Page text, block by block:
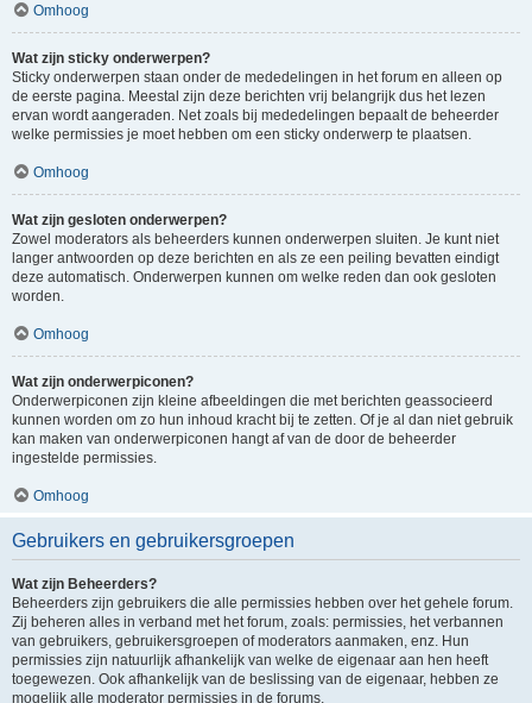
Omhoog
Wat zijn sticky onderwerpen?
Sticky onderwerpen staan onder de mededelingen in het forum en alleen op
de eerste pagina. Meestal zijn deze berichten vrij belangrijk dus het lezen
ervan wordt aangeraden. Net zoals bij mededelingen bepaalt de beheerder
welke permissies je moet hebben om een sticky onderwerp te plaatsen.
Omhoog
Wat zijn gesloten onderwerpen?
Zowel moderators als beheerders kunnen onderwerpen sluiten. Je kunt niet
langer antwoorden op deze berichten en als ze een peiling bevatten eindigt
deze automatisch. Onderwerpen kunnen om welke reden dan ook gesloten
worden.
Omhoog
Wat zijn onderwerpiconen?
Onderwerpiconen zijn kleine afbeeldingen die met berichten geassocieerd
kunnen worden om zo hun inhoud kracht bij te zetten. Of je al dan niet gebruik
kan maken van onderwerpiconen hangt af van de door de beheerder
ingestelde permissies.
Omhoog
Gebruikers en gebruikersgroepen
Wat zijn Beheerders?
Beheerders zijn gebruikers die alle permissies hebben over het gehele forum.
Zij beheren alles in verband met het forum, zoals: permissies, het verbannen
van gebruikers, gebruikersgroepen of moderators aanmaken, enz. Hun
permissies zijn natuurlijk afhankelijk van welke de eigenaar aan hen heeft
toegewezen. Ook afhankelijk van de beslissing van de eigenaar, hebben ze
mogelijk alle moderator permissies in de forums.